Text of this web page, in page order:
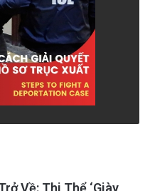
Về: Thi Thể ‘Giày